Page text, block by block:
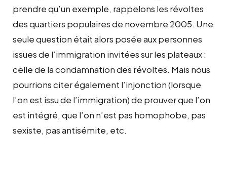
prendre qu’un exemple, rappelons les révoltes
des quartiers populaires de novembre 2005. Une
seule question était alors posée aux personnes
issues de l’immigration invitées sur les plateaux :
celle de la condamnation des révoltes. Mais nous
pourrions citer également l’injonction (lorsque
l’on est issu de l’immigration) de prouver que l’on
est intégré, que l’on n’est pas homophobe, pas
sexiste, pas antisémite, etc.